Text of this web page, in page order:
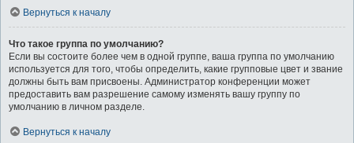
Вернуться к началу
Что такое группа по умолчанию?
Если вы состоите более чем в одной группе, ваша группа по умолчанию
используется для того, чтобы определить, какие групповые цвет и звание
должны быть вам присвоены. Администратор конференции может
предоставить вам разрешение самому изменять вашу группу по
умолчанию в личном разделе.
Вернуться к началу